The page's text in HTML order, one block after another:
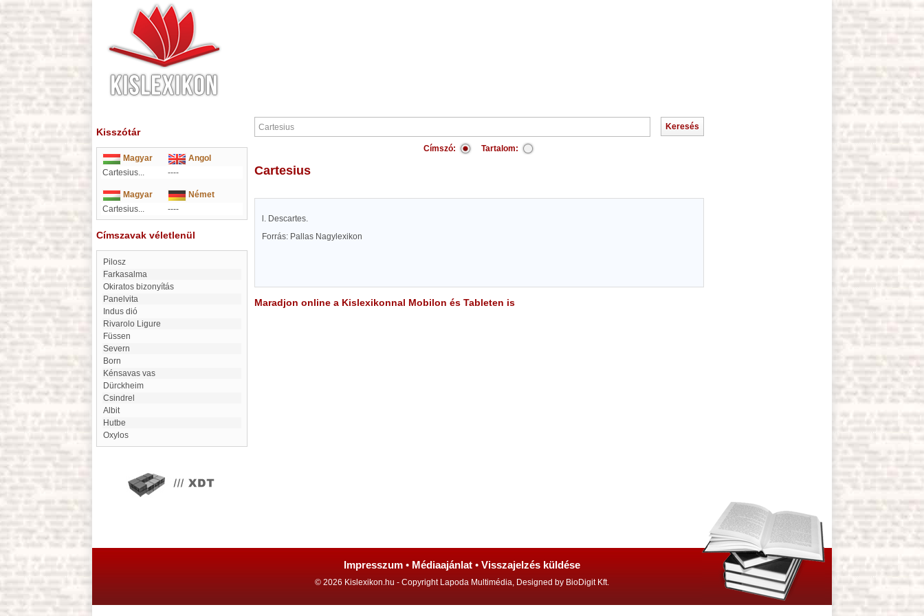
Kisszótár
Magyar
Angol
Cartesius...
----
Magyar
Német
Cartesius...
----
Címszavak véletlenül
Pilosz
Farkasalma
Okiratos bizonyítás
Panelvita
Indus dió
Rivarolo Ligure
Füssen
Severn
Born
Kénsavas vas
Dürckheim
Csindrel
Albit
Hutbe
Oxylos
Címszó: Tartalom:
Cartesius
l. Descartes.
Forrás: Pallas Nagylexikon
Maradjon online a Kislexikonnal Mobilon és Tableten is
Impresszum • Médiaajánlat • Visszajelzés küldése
© 2026 Kislexikon.hu - Copyright Lapoda Multimédia, Designed by BioDigit Kft.